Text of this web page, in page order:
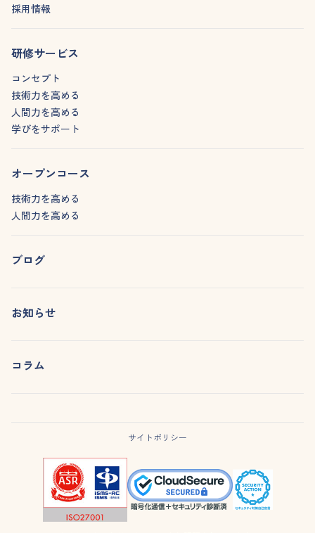
採用情報
研修サービス
コンセプト
技術力を高める
人間力を高める
学びをサポート
オープンコース
技術力を高める
人間力を高める
ブログ
お知らせ
コラム
サイトポリシー